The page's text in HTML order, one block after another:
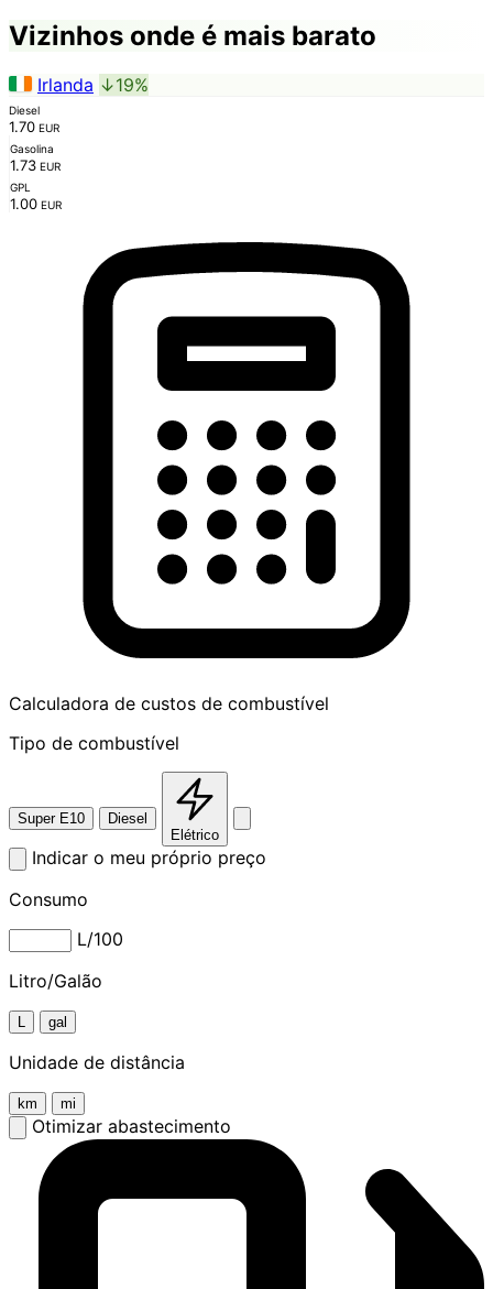
Vizinhos onde é mais barato
Irlanda ↓19%
Diesel
1.70 EUR
Gasolina
1.73 EUR
GPL
1.00 EUR
Calculadora de custos de combustível
Tipo de combustível
Super E10
Diesel
Elétrico
Indicar o meu próprio preço
Consumo
L/100
Litro/Galão
L gal
Unidade de distância
km mi
Otimizar abastecimento